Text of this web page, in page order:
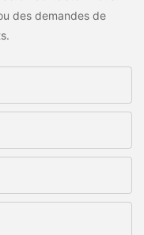
des demandes de